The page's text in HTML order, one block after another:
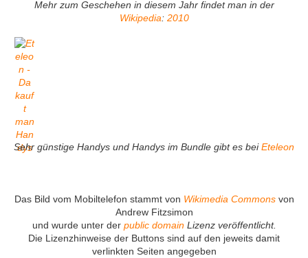
Mehr zum Geschehen in diesem Jahr findet man in der
Wikipedia: 2010
Sehr günstige Handys und Handys im Bundle gibt es beiEteleon
Das Bild vom Mobiltelefon stammt von Wikimedia Commonsvon
Andrew Fitzsimon
und wurde unter der public domainLizenz veröffentlicht.
Die Lizenzhinweise der Buttons sind auf den jeweits damit
verlinkten Seiten angegeben